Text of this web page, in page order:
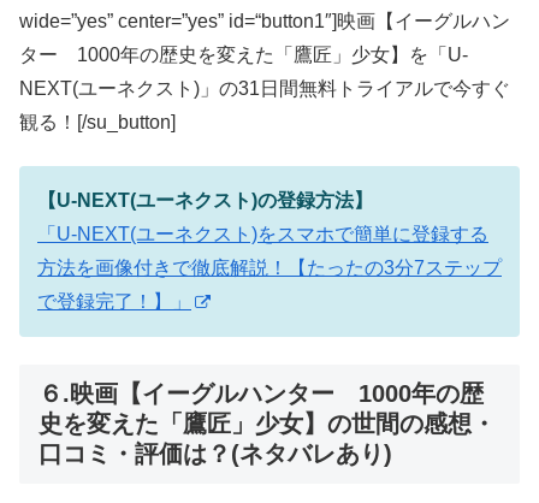
wide=”yes” center=”yes” id=“button1″]映画【イーグルハン
ター 1000年の歴史を変えた「鷹匠」少女】を「U-
NEXT(ユーネクスト)」の31日間無料トライアルで今すぐ
観る！[/su_button]
【U-NEXT(ユーネクスト)の登録方法】
「U-NEXT(ユーネクスト)をスマホで簡単に登録する
方法を画像付きで徹底解説！【たったの3分7ステップ
で登録完了！】」
６.映画【イーグルハンター 1000年の歴
史を変えた「鷹匠」少女】の世間の感想・
口コミ・評価は？(ネタバレあり)